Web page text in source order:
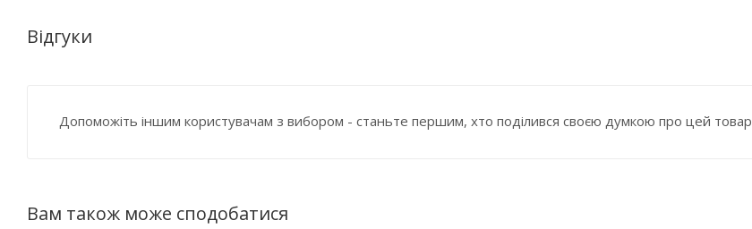
Відгуки
Допоможіть іншим користувачам з вибором - станьте першим, хто поділився своєю думкою про цей товар
Вам також може сподобатися